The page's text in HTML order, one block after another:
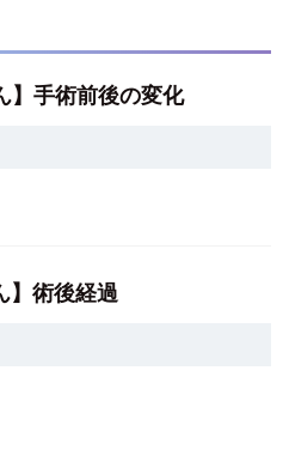
】手術前後の変化
】術後経過